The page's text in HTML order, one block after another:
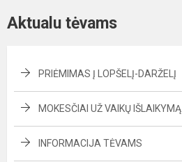
Aktualu tėvams
PRIĖMIMAS Į LOPŠELĮ-DARŽELĮ
MOKESČIAI UŽ VAIKŲ IŠLAIKYMĄ
INFORMACIJA TĖVAMS